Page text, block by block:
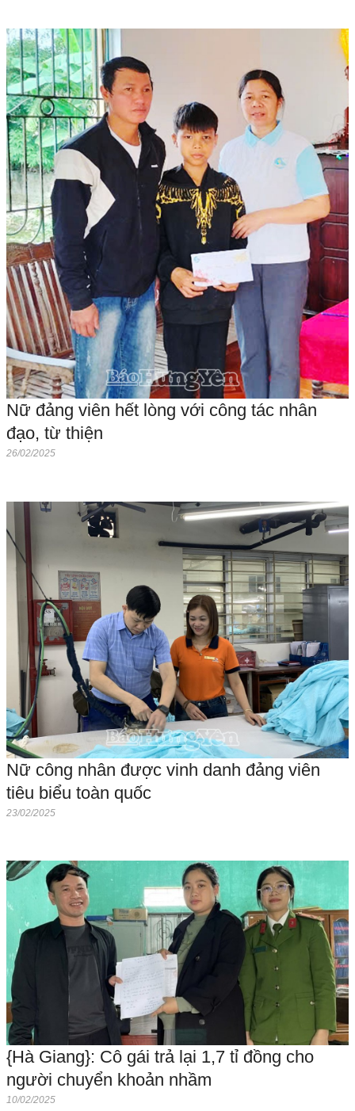
Nữ đảng viên hết lòng với công tác nhân
đạo, từ thiện
26/02/2025
Nữ công nhân được vinh danh đảng viên
tiêu biểu toàn quốc
23/02/2025
{Hà Giang}: Cô gái trả lại 1,7 tỉ đồng cho
người chuyển khoản nhầm
10/02/2025